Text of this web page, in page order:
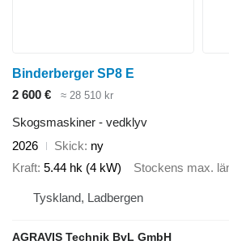
Binderberger SP8 E
2 600 €
≈ 28 510 kr
Skogsmaskiner - vedklyv
2026
Skick ny
Kraft 5.44 hk (4 kW) Stockens max.
Tyskland, Ladbergen
AGRAVIS Technik BvL GmbH